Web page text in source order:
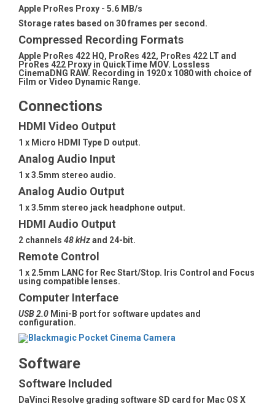
Apple ProRes Proxy - 5.6 MB/s
Storage rates based on 30 frames per second.
Compressed Recording Formats
Apple ProRes 422 HQ, ProRes 422, ProRes 422 LT and
ProRes 422 Proxy in QuickTime MOV. Lossless
CinemaDNG RAW. Recording in 1920 x 1080 with choice of
Film or Video Dynamic Range.
Connections
HDMI Video Output
1 x Micro HDMI Type D output.
Analog Audio Input
1 x 3.5mm stereo audio.
Analog Audio Output
1 x 3.5mm stereo jack headphone output.
HDMI Audio Output
2 channels 48 kHzand 24-bit.
Remote Control
1 x 2.5mm LANC for Rec Start/Stop. Iris Control and Focus
using compatible lenses.
Computer Interface
USB 2.0 Mini-B port for software updates and
configuration.
Software
Software Included
DaVinci Resolve grading software SD card for Mac OS X